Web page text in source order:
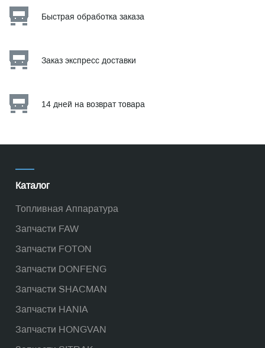
Быстрая обработка заказа
Заказ экспресс доставки
14 дней на возврат товара
Каталог
Топливная Аппаратура
Запчасти FAW
Запчасти FOTON
Запчасти DONFENG
Запчасти SHACMAN
Запчасти HANIA
Запчасти HONGVAN